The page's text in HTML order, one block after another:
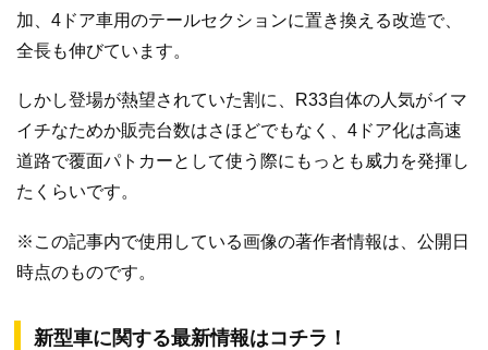
加、4ドア車用のテールセクションに置き換える改造で、
全長も伸びています。
しかし登場が熱望されていた割に、R33自体の人気がイマ
イチなためか販売台数はさほどでもなく、4ドア化は高速
道路で覆面パトカーとして使う際にもっとも威力を発揮し
たくらいです。
※この記事内で使用している画像の著作者情報は、公開日
時点のものです。
新型車に関する最新情報はコチラ！